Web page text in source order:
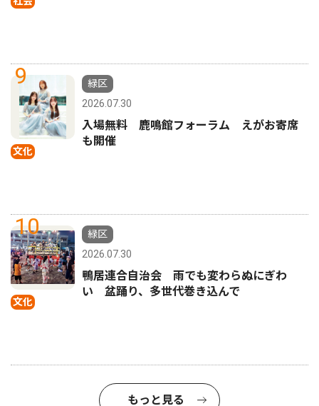
9
文化
緑区
2026.07.30
入場無料 鹿鳴館フォーラム えがお寄席
も開催
10
文化
緑区
2026.07.30
鴨居連合自治会 雨でも変わらぬにぎわ
い 盆踊り、多世代巻き込んで
もっと見る